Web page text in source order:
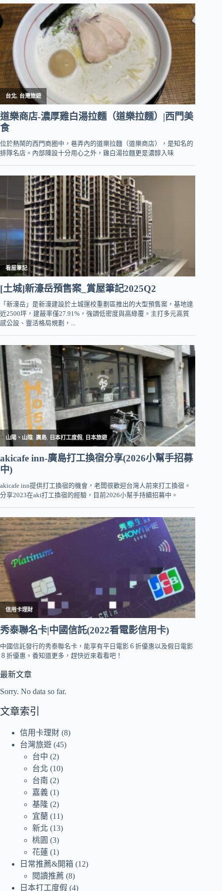
最新文章
Sorry. No data so far.
文章索引
信用卡理財 (8)
台灣旅遊 (45)
台中 (2)
台北 (10)
台南 (2)
嘉義 (1)
基隆 (2)
宜蘭 (11)
新北 (13)
桃園 (3)
花蓮 (1)
日常推薦&開箱 (12)
閱讀推薦 (8)
日本打工度假 (4)